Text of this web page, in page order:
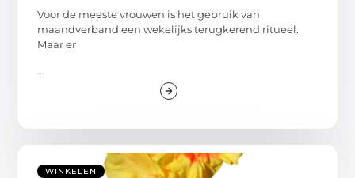
Voor de meeste vrouwen is het gebruik van
maandverband een wekelijks terugkerend ritueel.
Maar er
...
WINKELEN